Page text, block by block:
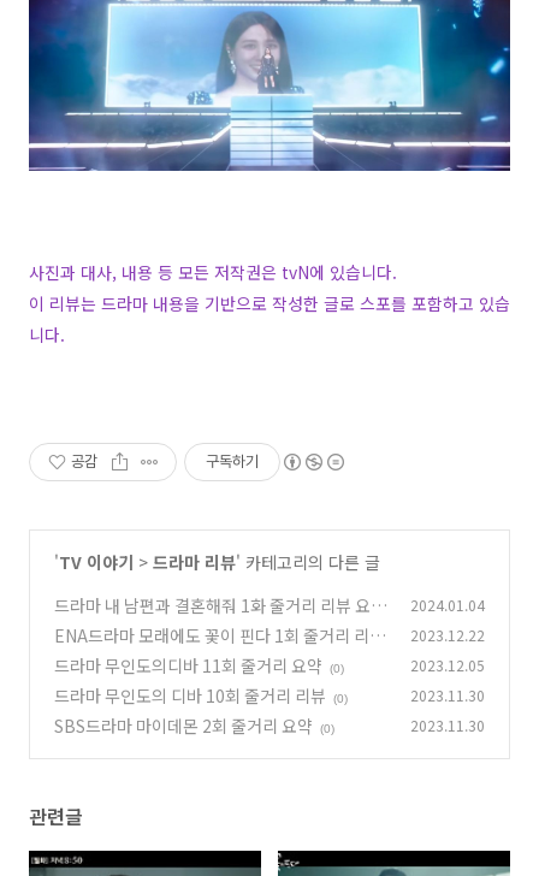
사진과 대사, 내용 등 모든 저작권은 tvN에 있습니다.
이 리뷰는 드라마 내용을 기반으로 작성한 글로 스포를 포함하고 있습
니다.
공감 구독하기
'TV 이야기 > 드라마 리뷰' 카테고리의 다른 글
드라마 내 남편과 결혼해줘 1화 줄거리 리뷰 요약
(0)
2024.01.04
ENA드라마 모래에도 꽃이 핀다 1회 줄거리 리뷰
요약 (0)
2023.12.22
드라마 무인도의디바 11회 줄거리 요약 (0) 2023.12.05
드라마 무인도의 디바 10회 줄거리 리뷰 (0) 2023.11.30
SBS드라마 마이데몬 2회 줄거리 요약 (0) 2023.11.30
관련글